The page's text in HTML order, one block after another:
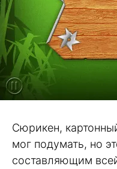
Сюрикен,
мог подумать, но
составляющим